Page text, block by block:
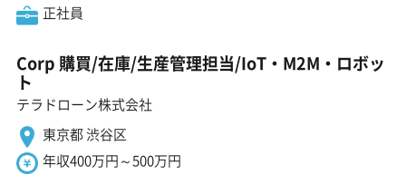
正社員
Corp 購買/在庫/生産管理担当/IoT・M2M・ロボッ
ト
テラドローン株式会社
東京都 渋谷区
年収400万円～500万円